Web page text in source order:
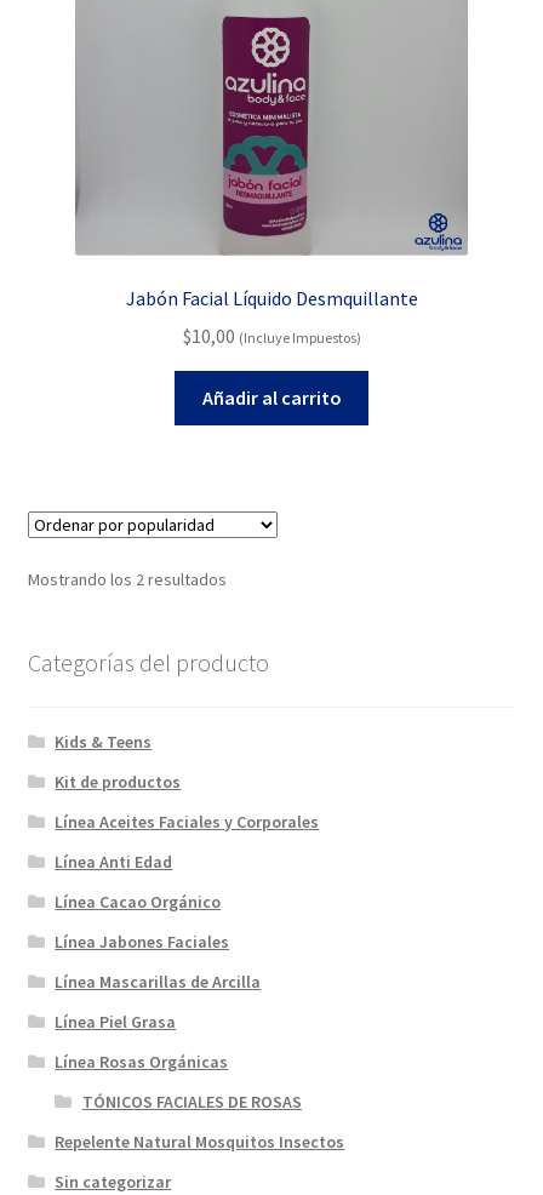
Jabón Facial Líquido Desmquillante
$10,00 (Incluye Impuestos)
Añadir al carrito
Mostrando los 2 resultadosOrdenado
Categorías del producto
Kids & Teens
Kit de productos
Línea Aceites Faciales y Corporales
Línea Anti Edad
Línea Cacao Orgánico
Línea Jabones Faciales
Línea Mascarillas de Arcilla
Línea Piel Grasa
Línea Rosas Orgánicas
TÓNICOS FACIALES DE ROSAS
Repelente Natural Mosquitos Insectos
Sin categorizar